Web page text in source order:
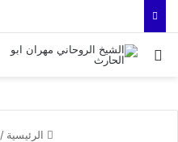
بحث عن
الرئيسية /